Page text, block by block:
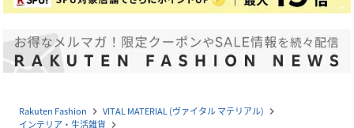
Rakuten Fashion navigate_next VITAL MATERIAL (ヴァイタル マテリアル) navigate_next
インテリア・生活雑貨 navigate_next